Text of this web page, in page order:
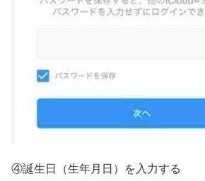
④誕生日（生年月日）を入力する